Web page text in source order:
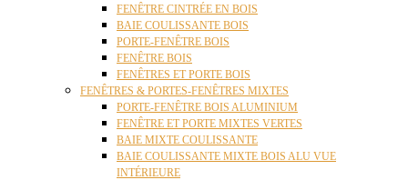
FENÊTRE CINTRÉE EN BOIS
BAIE COULISSANTE BOIS
PORTE-FENÊTRE BOIS
FENÊTRE BOIS
FENÊTRES ET PORTE BOIS
FENÊTRES & PORTES-FENÊTRES MIXTES
PORTE-FENÊTRE BOIS ALUMINIUM
FENÊTRE ET PORTE MIXTES VERTES
BAIE MIXTE COULISSANTE
BAIE COULISSANTE MIXTE BOIS ALU VUE
INTÉRIEURE